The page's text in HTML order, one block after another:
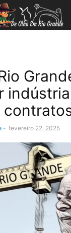
- fevereiro 22, 2025